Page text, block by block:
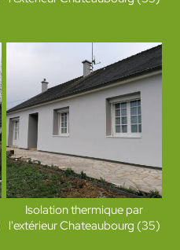
Isolation thermique par
l'extérieur Chateaubourg (35)